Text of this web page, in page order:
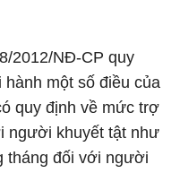
2012/NĐ-CP quy
một số điều của
quy định về mức trợ
người khuyết tật như
tháng đối với người